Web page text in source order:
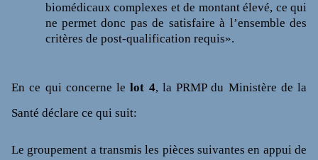
biomédicaux complexes et de montant élevé, ce qui
ne permet donc pas de satisfaire à l’ensemble des
critères de post-qualification requis».
En ce qui concerne lelot 4, la PRMP du Ministère de la
Santé déclare ce qui suit:
Le groupement a transmis les pièces suivantes en appui de